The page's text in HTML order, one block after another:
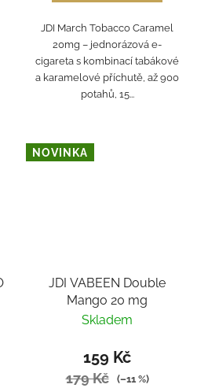
JDI March Tobacco Caramel
20mg – jednorázová e-
cigareta s kombinací tabákové
a karamelové příchutě, až 900
potahů, 15...
NOVINKA
JDI VABEEN Double
Mango 20 mg
Skladem
159 Kč
179 Kč (–11 %)